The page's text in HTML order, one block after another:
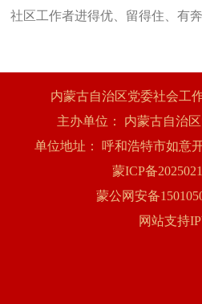
社区工作者进得优、留得住、有
内蒙古自治区党委社会工
主办单位：
内蒙古自治
单位地址：
呼和浩特市如意
蒙ICP备
蒙公网安备
网站支持